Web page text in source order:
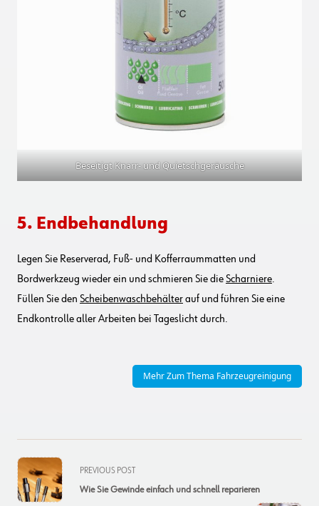
Beseitigt Knarr- und Quietschgeräusche
5. Endbehandlung
Legen Sie Reserverad, Fuß- und Kofferraummatten und
Bordwerkzeug wieder ein und schmieren Sie dieScharniere.
Füllen Sie den Scheibenwaschbehälterauf und führen Sie eine
Endkontrolle aller Arbeiten bei Tageslicht durch.
Mehr Zum Thema Fahrzeugreinigung
<span
class="nav-
subtitle
PREVIOUS POST
Wie Sie Gewinde einfach und schnell reparieren